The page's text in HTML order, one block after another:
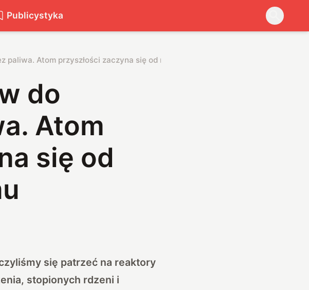
Publicystyka
paliwa. Atom przyszłości zaczyna się od reaktora bez atomu
do
Atom
się od
się patrzeć na reaktory
stopionych rdzeni i